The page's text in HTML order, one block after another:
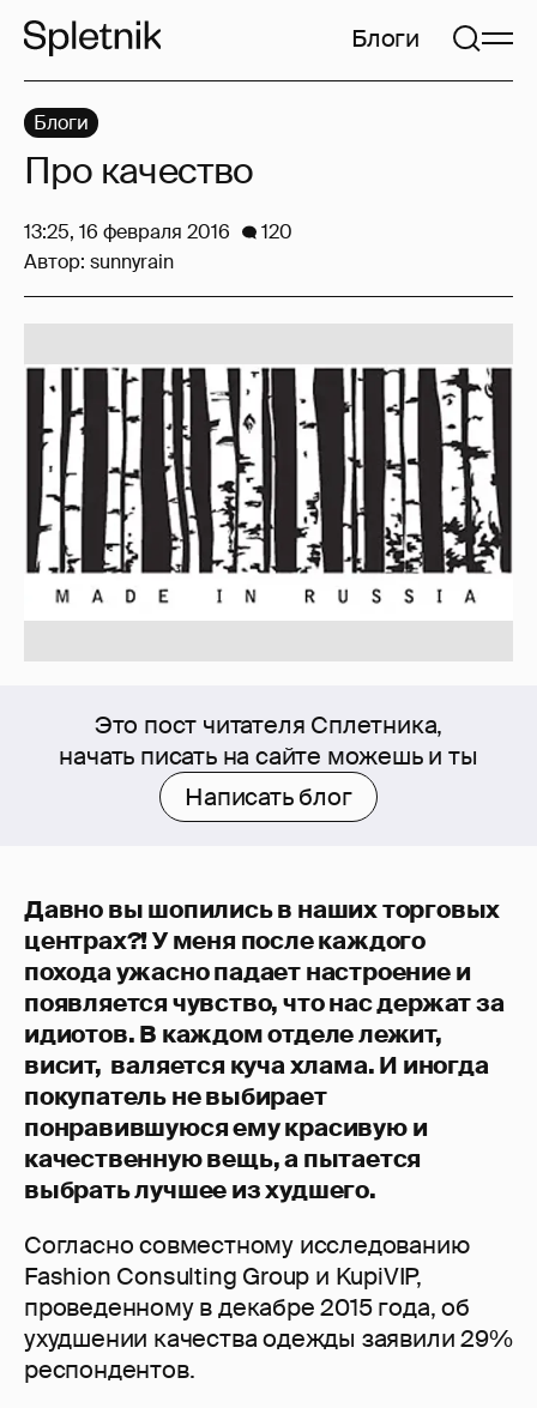
Блоги
Это пост читателя Сплетника,
начать писать на сайте можешь и ты
Написать блог
Давно вы шопились в наших торговых
центрах?! У меня после каждого
похода ужасно падает настроение и
появляется чувство, что нас держат за
идиотов. В каждом отделе лежит,
висит, валяется куча хлама. И иногда
покупатель не выбирает
понравившуюся ему красивую и
качественную вещь, а пытается
выбрать лучшее из худшего.
Согласно совместному исследованию
Fashion Consulting Group и KupiVIP,
проведенному в декабре 2015 года, об
ухудшении качества одежды заявили 29%
респондентов.
Блоги
Про качество
13:25, 16 февраля 2016
120
Автор: sunnyrain